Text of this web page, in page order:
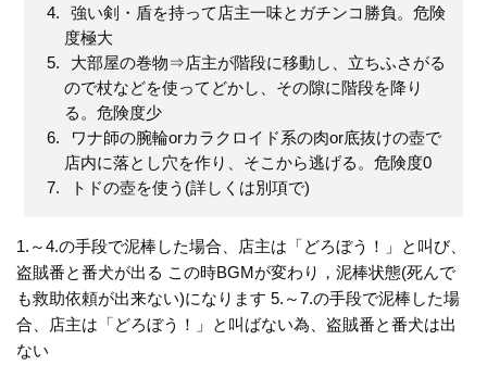
強い剣・盾を持って店主一味とガチンコ勝負。危険
度極大
大部屋の巻物⇒店主が階段に移動し、立ちふさがる
ので杖などを使ってどかし、その隙に階段を降り
る。危険度少
ワナ師の腕輪orカラクロイド系の肉or底抜けの壺で
店内に落とし穴を作り、そこから逃げる。危険度0
トドの壺を使う(詳しくは別項で)
1.～4.の手段で泥棒した場合、店主は「どろぼう！」と叫び、
盗賊番と番犬が出る この時BGMが変わり，泥棒状態(死んで
も救助依頼が出来ない)になります 5.～7.の手段で泥棒した場
合、店主は「どろぼう！」と叫ばない為、盗賊番と番犬は出
ない